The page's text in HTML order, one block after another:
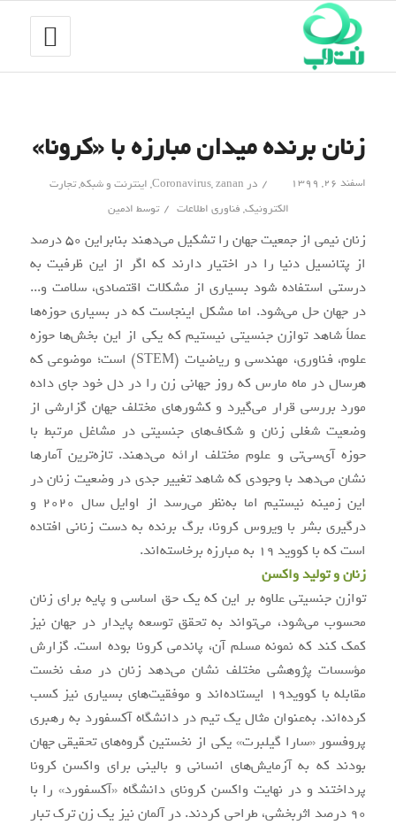
زنان برنده میدان مبارزه با «کرونا»
اسفند ۲۶, ۱۳۹۹ / در Coronavirus,zanan
, اینترنت و شبکه,تجارت
الکترونیک, فناوری اطلاعات / توسط ادمین
زنان نیمی از جمعیت جهان را تشکیل می‌دهند بنابراین 50 درصد
از پتانسیل دنیا را در اختیار دارند که اگر از این ظرفیت به
درستی استفاده شود بسیاری از مشکلات اقتصادی، سلامت و...
در جهان حل می‌شود. اما مشکل اینجاست که در بسیاری حوزه‌ها
عملاً شاهد توازن جنسیتی نیستیم که یکی از این بخش‌ها حوزه
علوم، فناوری، مهندسی و ریاضیات (STEM) است؛ موضوعی که
هرسال در ماه مارس که روز جهانی زن را در دل خود جای داده
مورد بررسی قرار می‌گیرد و کشورهای مختلف جهان گزارشی از
وضعیت شغلی زنان و شکاف‌های جنسیتی در مشاغل مرتبط با
حوزه‌ آی‌سی‌تی و علوم مختلف ارائه می‌دهند. تازه‌ترین آمارها
نشان می‌دهد با وجودی که شاهد تغییر جدی در وضعیت زنان در
این زمینه نیستیم اما به‌نظر می‌رسد از اوایل سال 2020 و
درگیری بشر با ویروس کرونا، برگ برنده به دست زنانی افتاده
است که با کووید 19 به مبارزه برخاسته‌اند.
زنان و تولید واکسن
توازن جنسیتی علاوه بر این که یک حق اساسی و پایه برای زنان
محسوب می‌شود، می‌تواند به تحقق توسعه پایدار در جهان نیز
کمک کند که نمونه مسلم آن، پاندمی کرونا بوده است. گزارش
مؤسسات پژوهشی مختلف نشان می‌دهد زنان در صف نخست
مقابله با کووید19 ایستاده‌اند و موفقیت‌های بسیاری نیز کسب
کرده‌اند. به‌عنوان مثال یک تیم در دانشگاه آکسفورد به رهبری
پروفسور «سارا گیلبرت» یکی از نخستین گروه‌های تحقیقی جهان
بودند که به آزمایش‌های انسانی و بالینی برای واکسن کرونا
پرداختند و در نهایت واکسن کرونای دانشگاه «آکسفورد» را با
90 درصد اثربخشی، طراحی کردند. در آلمان نیز یک زن ترک تبار